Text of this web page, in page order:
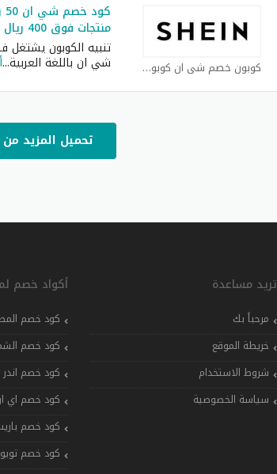
كوبون خصم شي ان كوبون
منتجات فوق 400 ريال سعودي
تنبيه الكوبون
شي ان باللغة العربية...
تحميل المزيد من
تريد مساعدة
مرحباً بك
خريطة الموقع
شروط الاستخدام
سياسة الخصوصية
أكواد خصم
كود خصم
كود خصم
كود خصم اندر
كود خصم اي
كود خصم
كود خصم تويو